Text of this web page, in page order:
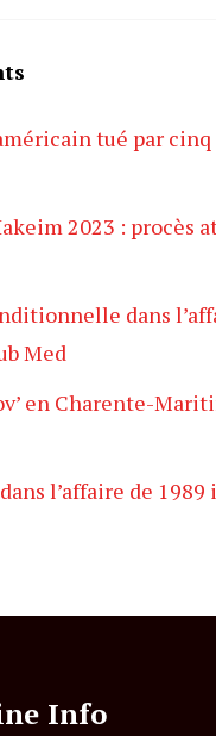
tué par cinq
2023 : procès
dans
Med
en Charente-
l’affaire de
Info